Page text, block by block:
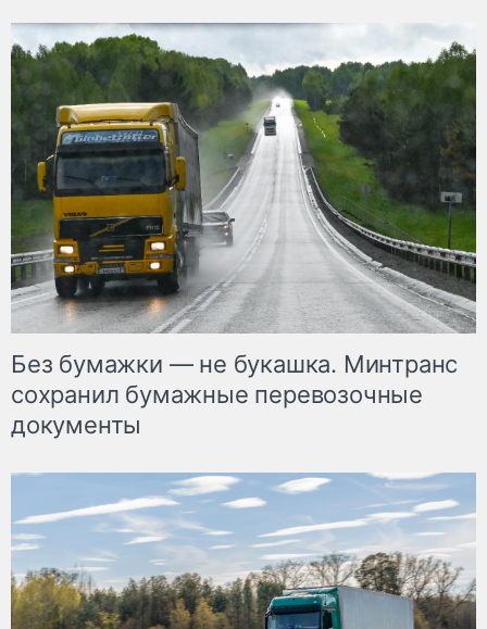
Без бумажки — не букашка. Минтранс
сохранил бумажные перевозочные
документы